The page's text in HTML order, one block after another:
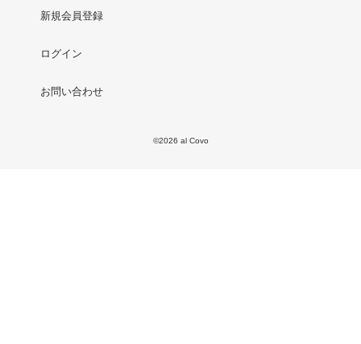
新規会員登録
ログイン
お問い合わせ
©2026 al Covo